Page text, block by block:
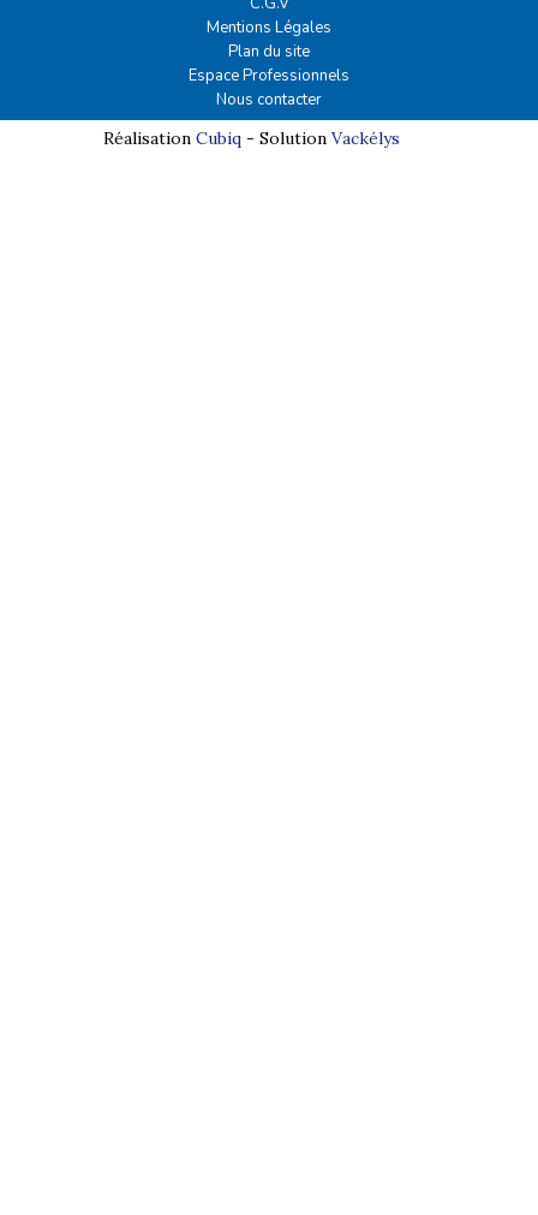
Mentions Légales
Plan du site
Espace Professionnels
Nous contacter
Réalisation Cubiq- Solution Vackélys